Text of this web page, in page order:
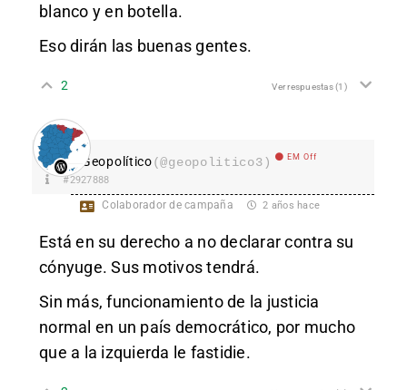
blanco y en botella.
Eso dirán las buenas gentes.
2 Ver respuestas(1)
Geopolítico(@geopolitico3) EM Off
#2927888
Colaborador de campaña 2 años hace
Está en su derecho a no declarar contra su
cónyuge. Sus motivos tendrá.
Sin más, funcionamiento de la justicia
normal en un país democrático, por mucho
que a la izquierda le fastidie.